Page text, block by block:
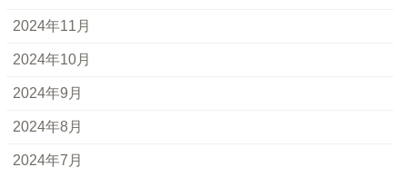
2024年11月
2024年10月
2024年9月
2024年8月
2024年7月